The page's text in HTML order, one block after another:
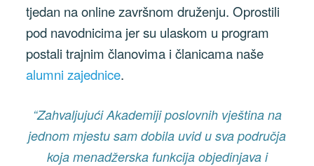
tjedan na online završnom druženju. Oprostili
pod navodnicima jer su ulaskom u program
postali trajnim članovima i članicama naše
alumni zajednice.
“Zahvaljujući Akademiji poslovnih vještina na
jednom mjestu sam dobila uvid u sva područja
koja menadžerska funkcija objedinjava i